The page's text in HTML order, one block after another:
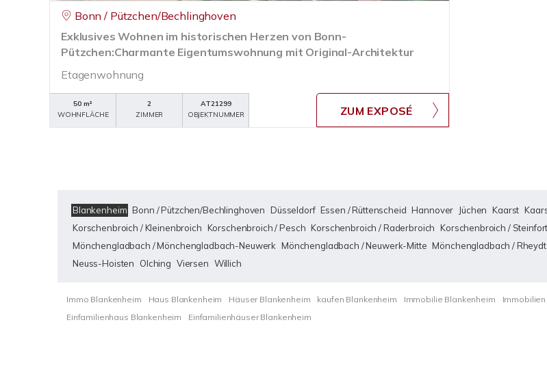
Bonn / Pützchen/Bechlinghoven
Exklusives Wohnen im historischen Herzen von Bonn-
Pützchen:Charmante Eigentumswohnung mit Original-Architektur
Etagenwohnung
50 m²
WOHNFLÄCHE
2
ZIMMER
AT21299
OBJEKTNUMMER
ZUM EXPOSÉ
Blankenheim Bonn / Pützchen/Bechlinghoven Düsseldorf Essen / Rüttenscheid Hannover Jüchen Kaarst
Korschenbroich / Kleinenbroich Korschenbroich / Pesch Korschenbroich / Raderbroich Korschenbroich /
Mönchengladbach / Mönchengladbach-Neuwerk Mönchengladbach / Neuwerk-Mitte Mönchengladbach / Rheydt
Neuss-Hoisten
Olching Viersen Willich
Immo Blankenheim Haus Blankenheim Häuser Blankenheim kaufen Blankenheim Immobilie Blankenheim
Einfamilienhaus Blankenheim
Einfamilienhäuser Blankenheim